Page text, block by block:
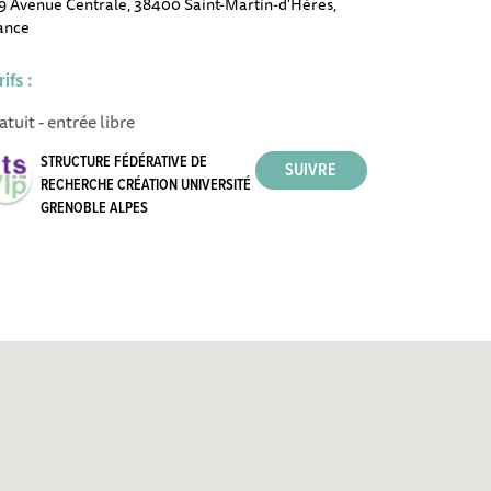
:
- entrée libre
STRUCTURE FÉDÉRATIVE DE
RECHERCHE CRÉATION UNIVERSITÉ
GRENOBLE ALPES